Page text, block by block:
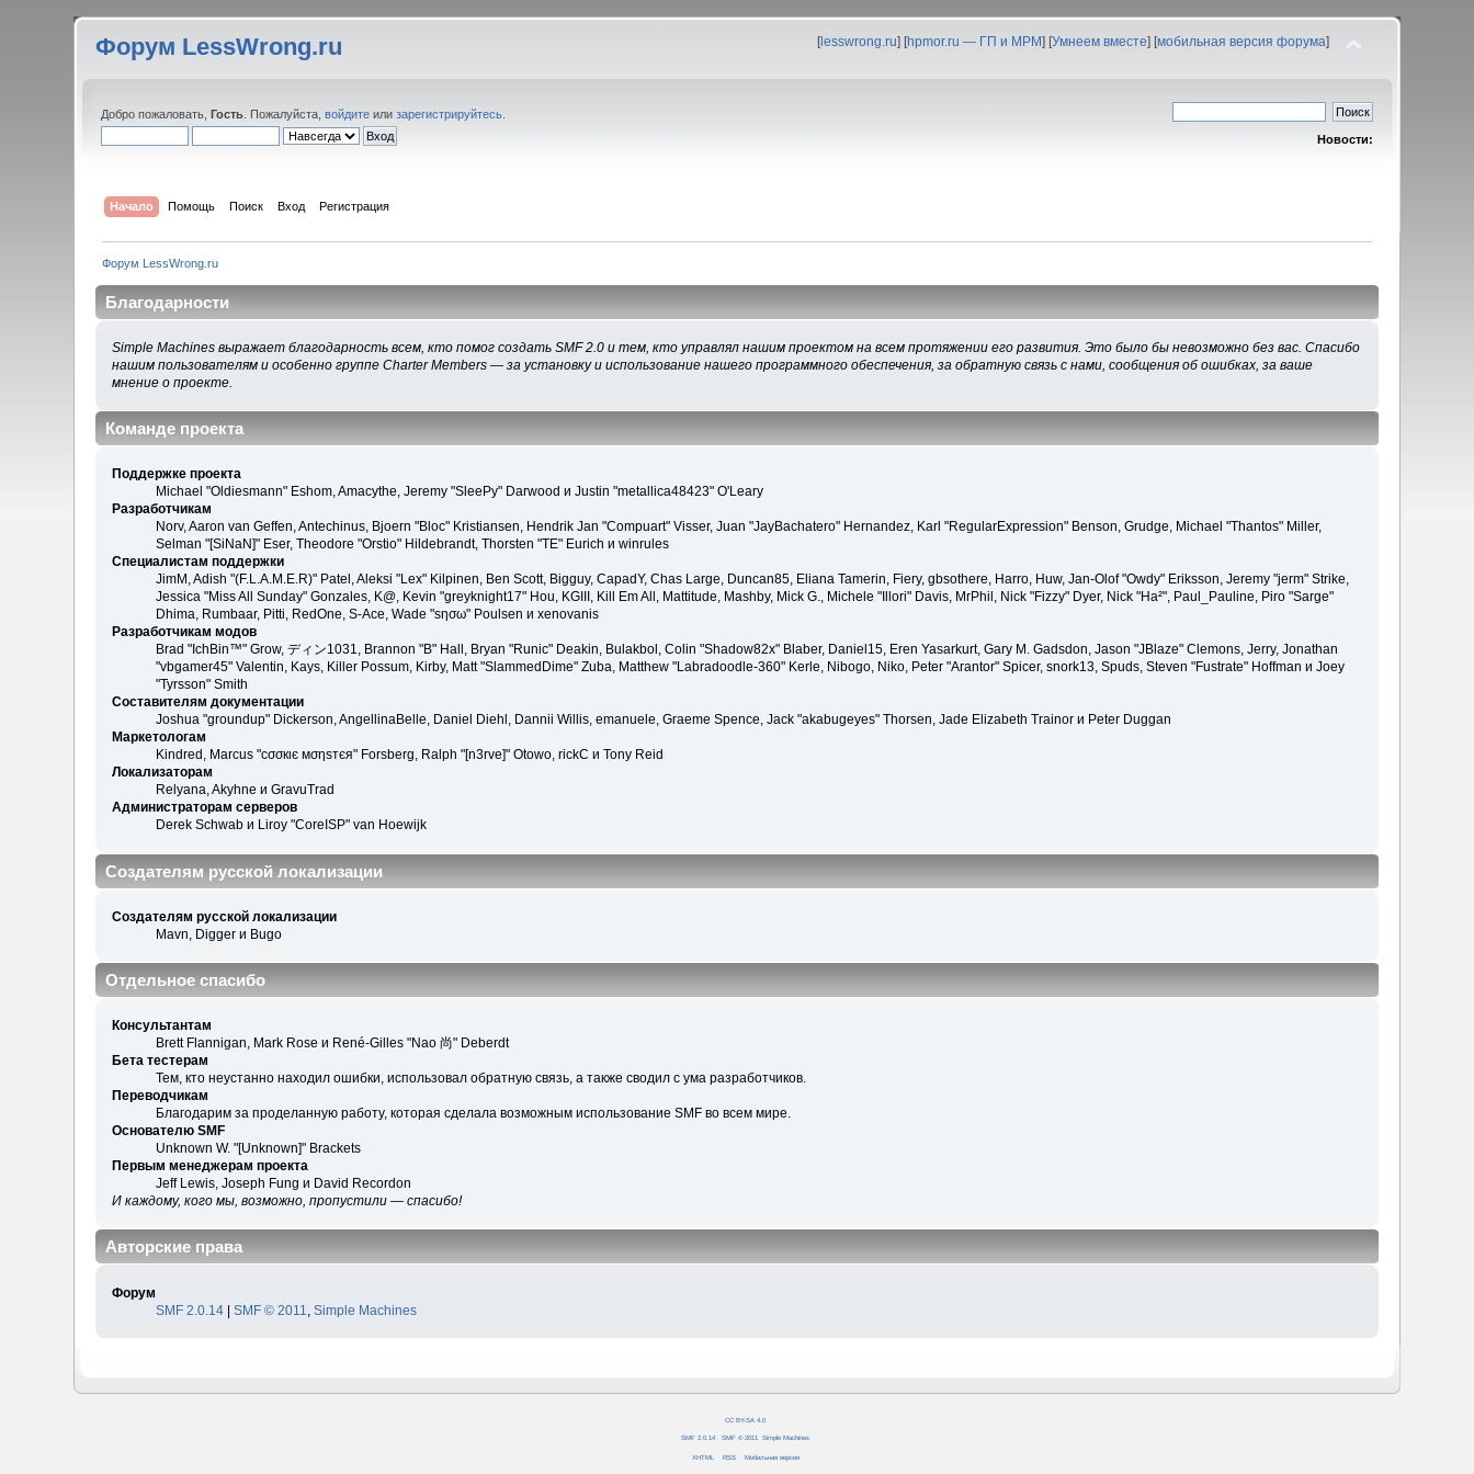
Форум LessWrong.ru [lesswrong.ru] [hpmor.ru — ГП и МРМ] [Умнеем вместе] [мобильная версия форума]
Добро пожаловать,Гость . Пожалуйста,войдите илизарегистрируйтесь
Новости:
Начало Помощь Поиск Вход Регистрация
Форум LessWrong.ru
Благодарности
Simple Machines выражает благодарность всем, кто помог создать SMF 2.0 и тем, кто управлял нашим проектом на всем протяжении его развития. Это было бы невозможно без вас. Спасибо
нашим пользователям и особенно группе Charter Members — за установку и использование нашего программного обеспечения, за обратную связь с нами, сообщения об ошибках, за ваше
мнение о проекте.
Команде проекта
Поддержке проекта
Michael "Oldiesmann" Eshom, Amacythe, Jeremy "SleePy" Darwood и Justin "metallica48423" O'Leary
Разработчикам
Norv, Aaron van Geffen, Antechinus, Bjoern "Bloc" Kristiansen, Hendrik Jan "Compuart" Visser, Juan "JayBachatero" Hernandez, Karl "RegularExpression" Benson, Grudge, Michael "Thantos" Miller,
Selman "[SiNaN]" Eser, Theodore "Orstio" Hildebrandt, Thorsten "TE" Eurich и winrules
Специалистам поддержки
JimM, Adish "(F.L.A.M.E.R)" Patel, Aleksi "Lex" Kilpinen, Ben Scott, Bigguy, CapadY, Chas Large, Duncan85, Eliana Tamerin, Fiery, gbsothere, Harro, Huw, Jan-Olof "Owdy" Eriksson, Jeremy "jerm" Strike,
Jessica "Miss All Sunday" Gonzales, K@, Kevin "greyknight17" Hou, KGIII, Kill Em All, Mattitude, Mashby, Mick G., Michele "Illori" Davis, MrPhil, Nick "Fizzy" Dyer, Nick "Ha²", Paul_Pauline, Piro "Sarge"
Dhima, Rumbaar, Pitti, RedOne, S-Ace, Wade "sησω" Poulsen и xenovanis
Разработчикам модов
Brad "IchBin™" Grow, ディン1031, Brannon "B" Hall, Bryan "Runic" Deakin, Bulakbol, Colin "Shadow82x" Blaber, Daniel15, Eren Yasarkurt, Gary M. Gadsdon, Jason "JBlaze" Clemons, Jerry, Jonathan
"vbgamer45" Valentin, Kays, Killer Possum, Kirby, Matt "SlammedDime" Zuba, Matthew "Labradoodle-360" Kerle, Nibogo, Niko, Peter "Arantor" Spicer, snork13, Spuds, Steven "Fustrate" Hoffman и Joey
"Tyrsson" Smith
Составителям документации
Joshua "groundup" Dickerson, AngellinaBelle, Daniel Diehl, Dannii Willis, emanuele, Graeme Spence, Jack "akabugeyes" Thorsen, Jade Elizabeth Trainor и Peter Duggan
Маркетологам
Kindred, Marcus "cσσкιє мσηѕтєя" Forsberg, Ralph "[n3rve]" Otowo, rickC и Tony Reid
Локализаторам
Relyana, Akyhne и GravuTrad
Администраторам серверов
Derek Schwab и Liroy "CoreISP" van Hoewijk
Создателям русской локализации
Создателям русской локализации
Mavn, Digger и Bugo
Отдельное спасибо
Консультантам
Brett Flannigan, Mark Rose и René-Gilles "Nao 尚" Deberdt
Бета тестерам
Тем, кто неустанно находил ошибки, использовал обратную связь, а также сводил с ума разработчиков.
Переводчикам
Благодарим за проделанную работу, которая сделала возможным использование SMF во всем мире.
Основателю SMF
Unknown W. "[Unknown]" Brackets
Первым менеджерам проекта
Jeff Lewis, Joseph Fung и David Recordon
И каждому, кого мы, возможно, пропустили — спасибо!
Авторские права
Форум
SMF 2.0.14 |SMF © 2011 ,Simple Machines
CC BY-SA 4.0
SMF 2.0.14 SMF © 2011 Simple Machines
XHTML RSS Мобильная версия